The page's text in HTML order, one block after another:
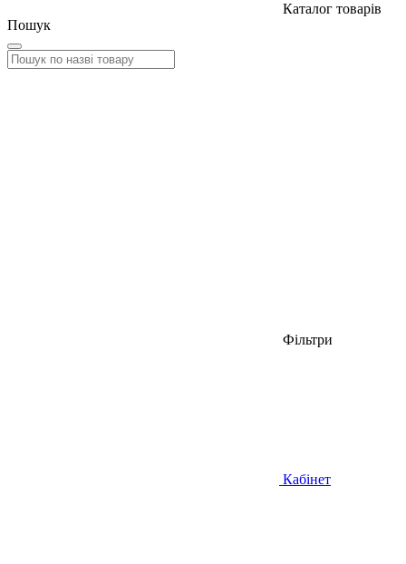
Каталог товарів
Пошук
Фільтри
Кабінет